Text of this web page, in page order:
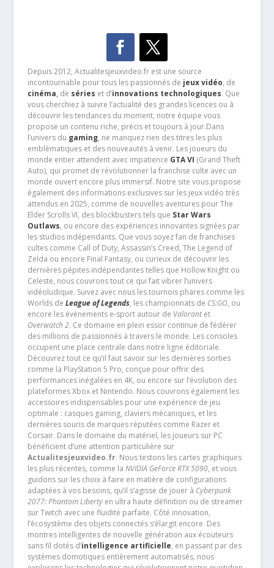
Depuis 2012, Actualitesjeuxvideo.fr est une source
incontournable pour tous les passionnés de jeux vidéo, de
cinéma,de séries et d’innovations technologiques. Que
vous cherchiez à suivre l’actualité des grandes licences ou à
découvrir les tendances du moment, notre équipe vous
propose un contenu riche, précis et toujours à jour.Dans
l’univers du gaming, ne manquez rien des titres les plus
emblématiques et des nouveautés à venir. Les joueurs du
monde entier attendent avec impatience GTA VI (Grand Theft
Auto), qui promet de révolutionner la franchise culte avec un
monde ouvert encore plus immersif. Notre site vous propose
également des informations exclusives sur les jeux vidéo très
attendus en 2025, comme de nouvelles aventures pour The
Elder Scrolls VI, des blockbusters tels que Star Wars
Outlaws, ou encore des expériences innovantes signées par
les studios indépendants. Que vous soyez fan de franchises
cultes comme Call of Duty, Assassin’s Creed, The Legend of
Zelda ou encore Final Fantasy, ou curieux de découvrir les
dernières pépites indépendantes telles que Hollow Knight ou
Celeste, nous couvrons tout ce qui fait vibrer l’univers
vidéoludique. Suivez avec nous les tournois phares comme les
Worlds de League of Legends, les championnats de CS:GO, ou
encore les événements e-sport autour de Valorantet
Overwatch 2. Ce domaine en plein essor continue de fédérer
des millions de passionnés à travers le monde. Les consoles
occupent une place centrale dans notre ligne éditoriale.
Découvrez tout ce qu’il faut savoir sur les dernières sorties
comme la PlayStation 5 Pro, conçue pour offrir des
performances inégalées en 4K, ou encore sur l’évolution des
plateformes Xbox et Nintendo. Nous couvrons également les
accessoires indispensables pour une expérience de jeu
optimale : casques gaming, claviers mécaniques, et les
dernières souris de marques réputées comme Razer et
Corsair. Dans le domaine du matériel, les joueurs sur PC
bénéficient d’une attention particulière sur
Actualitesjeuxvideo.fr. Nous testons les cartes graphiques
les plus récentes, comme la NVIDIA GeForce RTX 5090, et vous
guidons sur les choix à faire en matière de configurations
adaptées à vos besoins, qu’il s’agisse de jouer à Cyberpunk
2077: Phantom Libertyen ultra haute définition ou de streamer
sur Twitch avec une fluidité parfaite. Côté innovation,
l’écosystème des objets connectés s’élargit encore. Des
montres intelligentes de nouvelle génération aux écouteurs
sans fil dotés d’intelligence artificielle, en passant par des
systèmes domotiques entièrement automatisés, nous